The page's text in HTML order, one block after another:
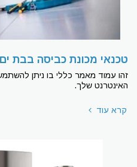
טכנאי מכונת כביסה בבת ים
זהו עמוד מאמר כללי בו ניתן
האינטרנט שלך.
קרא עוד